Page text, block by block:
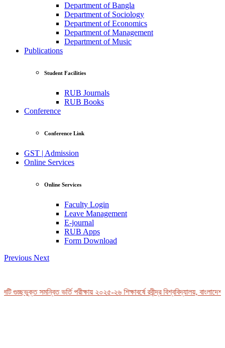
Department of Bangla
Department of Sociology
Department of Economics
Department of Management
Department of Music
Publications
Student Facilities
RUB Journals
RUB Books
Conference
Conference Link
GST | Admission
Online Services
Online Services
Faculty Login
Leave Management
E-journal
RUB Apps
Form Download
Previous Next
গুচ্ছভুক্ত সমন্বিত ভর্তি পরীক্ষায় ২০২৫-২৬ শিক্ষাবর্ষে রবীন্দ্র বিশ্ববিদ্যালয়,